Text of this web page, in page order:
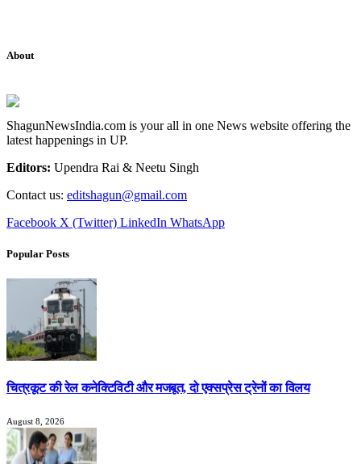
About
ShagunNewsIndia.com is your all in one News website offering the
latest happenings in UP.
Editors: Upendra Rai & Neetu Singh
Contact us: editshagun@gmail.com
Facebook X (Twitter) LinkedIn WhatsApp
Popular Posts
चित्रकूट की रेल कनेक्टिविटी और मजबूत, दो एक्सप्रेस ट्रेनों का विलय
August 8, 2026